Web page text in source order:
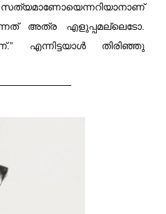
അത്ര എളുപ്പമല്ലെടോ.
എന്നിട്ടയാൾ തിരിഞ്ഞു